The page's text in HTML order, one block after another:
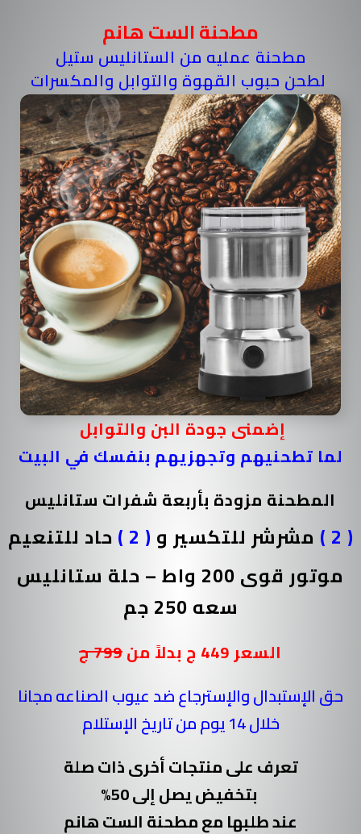
مطحنة الست هانم
مطحنة عمليه من الستانليس ستيل
إضمنى جودة البن والتوابل
لما تطحنيهم وتجهزيهم بنفسك في البيت
المطحنة مزودة بأربعة شفرات ستانليس
( 2 ) مشرشر للتكسير و ( 2 )
حاد للتنعيم
موتور قوى 200 واط – حلة ستانليس
سعه 250 جم
السعر 449 ج بدلاً من
799 ج
حق الإستبدال والإسترجاع ضد عيوب الصناعه مجانا
خلال 14 يوم من تاريخ الإستلام
تعرف على منتجات أخرى ذات صلة
بتخفيض يصل إلى 50%
عند طلبها مع مطحنة الست هانم